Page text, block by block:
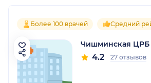
Более 100 врачей Средний
Чишминская ЦРБ
4.2 27 отзывов